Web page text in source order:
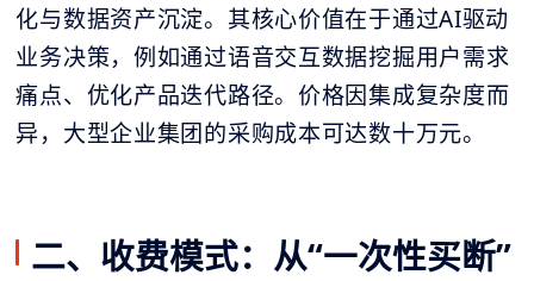
化与数据资产沉淀。其核心价值在于通过AI驱动
业务决策，例如通过语音交互数据挖掘用户需求
痛点、优化产品迭代路径。价格因集成复杂度而
异，大型企业集团的采购成本可达数十万元。
二、收费模式：从“一次性买断”